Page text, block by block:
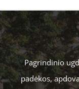
Pagrindinio
padėkos,